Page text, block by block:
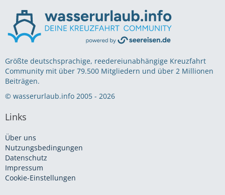
Größte deutschsprachige, reedereiunabhängige Kreuzfahrt
Community mit über 79.500 Mitgliedern und über 2 Millionen
Beiträgen.
© wasserurlaub.info 2005 - 2026
Links
Über uns
Nutzungsbedingungen
Datenschutz
Impressum
Cookie-Einstellungen